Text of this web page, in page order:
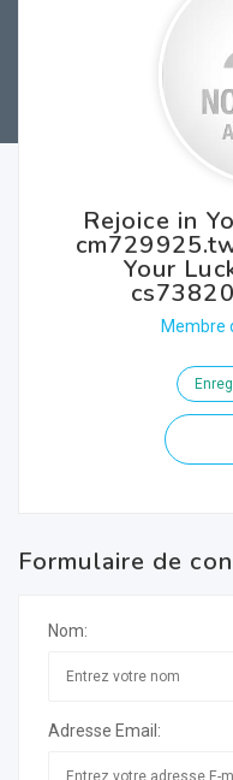
Rejoice in
Your
Membre
Formulaire de
Nom:
Adresse Email: